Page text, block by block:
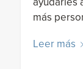
más
Leer más